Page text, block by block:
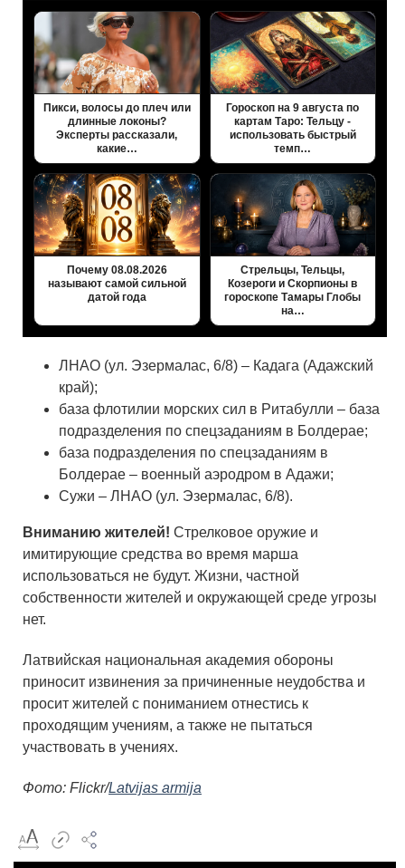
Пикси, волосы до плеч или
длинные локоны?
Эксперты рассказали,
какие…
Гороскоп на 9 августа по
картам Таро: Тельцу -
использовать быстрый
темп…
Почему 08.08.2026
называют самой сильной
датой года
Стрельцы, Тельцы,
Козероги и Скорпионы в
гороскопе Тамары Глобы
на…
ЛНАО (ул. Эзермалас, 6/8) – Кадага (Адажский
край);
база флотилии морских сил в Ритабулли – база
подразделения по спецзаданиям в Болдерае;
база подразделения по спецзаданиям в
Болдерае – военный аэродром в Адажи;
Сужи – ЛНАО (ул. Эзермалас, 6/8).
Вниманию жителей! Стрелковое оружие и
имитирующие средства во время марша
использоваться не будут. Жизни, частной
собственности жителей и окружающей среде угрозы
нет.
Латвийская национальная академия обороны
приносит извинения за причиненные неудобства и
просит жителей с пониманием отнестись к
проходящим учениям, а также не пытаться
участвовать в учениях.
Фото: Flickr/Latvijas armija